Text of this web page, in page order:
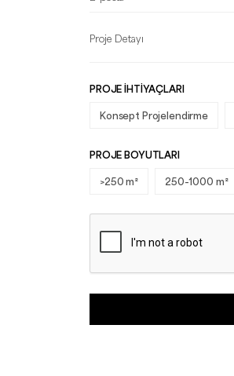
PROJE İHTIYAÇLARI
Konsept Projelendirme
PROJE BOYUTLARI
>250 m² 250-1000 m²